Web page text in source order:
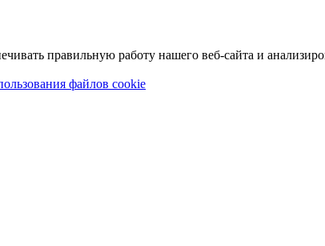
правильную работу нашего веб-сайта и
файлов cookie